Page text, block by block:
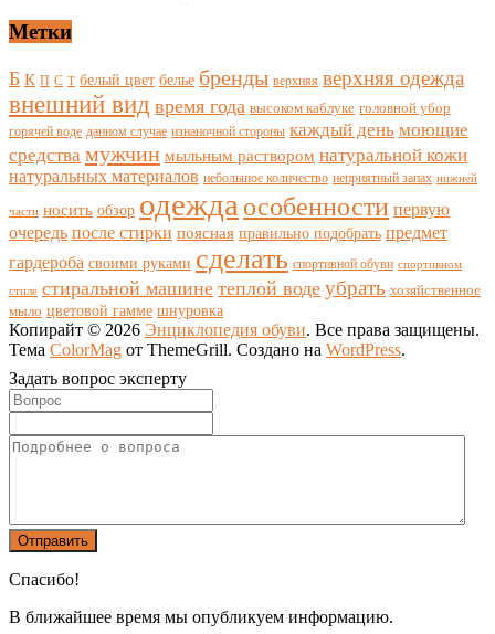
Метки
Б К П С Т белый цвет белье бренды верхняя верхняя одежда
внешний вид время года высоком каблуке головной убор
горячей воде данном случае изнаночной стороны каждый день моющие
средства мужчин мыльным раствором натуральной кожи
натуральных материалов небольшое количество неприятный запах нижней
части носить обзор одежда особенности первую
очередь после стирки поясная правильно подобрать предмет
гардероба своими руками сделать спортивной обуви спортивном
стиле стиральной машине теплой воде убрать хозяйственное
мыло цветовой гамме шнуровка
Копирайт © 2026 Энциклопедия обуви. Все права защищены.
Тема ColorMag от ThemeGrill. Создано на WordPress.
Задать вопрос эксперту
Спасибо!
В ближайшее время мы опубликуем информацию.